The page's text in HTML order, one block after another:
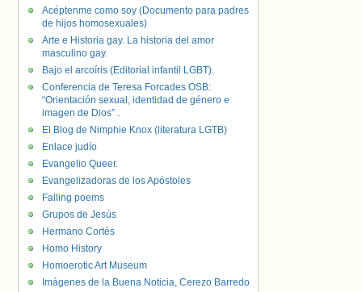
Acéptenme como soy (Documento para padres
de hijos homosexuales)
Arte e Historia gay. La historia del amor
masculino gay.
Bajo el arcoíris (Editorial infantil LGBT).
Conferencia de Teresa Forcades OSB:
“Orientación sexual, identidad de género e
imagen de Dios” .
El Blog de Nimphie Knox (literatura LGTB)
Enlace judío
Evangelio Queer.
Evangelizadoras de los Apóstoles
Falling poems
Grupos de Jesús
Hermano Cortés
Homo History
Homoerotic Art Museum
Imágenes de la Buena Noticia, Cerezo Barredo